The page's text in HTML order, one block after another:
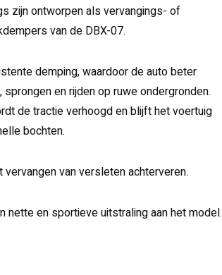
zijn ontworpen als vervangings- of
van de DBX-07.
demping, waardoor de auto beter
en rijden op ruwe ondergronden.
de tractie verhoogd en blijft het voertuig
bochten.
van versleten achterveren.
nette en sportieve uitstraling aan het model.